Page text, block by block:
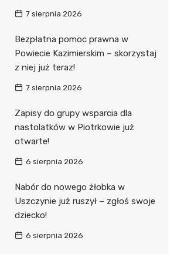
7 sierpnia 2026
Bezpłatna pomoc prawna w
Powiecie Kazimierskim – skorzystaj
z niej już teraz!
7 sierpnia 2026
Zapisy do grupy wsparcia dla
nastolatków w Piotrkowie już
otwarte!
6 sierpnia 2026
Nabór do nowego żłobka w
Uszczynie już ruszył – zgłoś swoje
dziecko!
6 sierpnia 2026